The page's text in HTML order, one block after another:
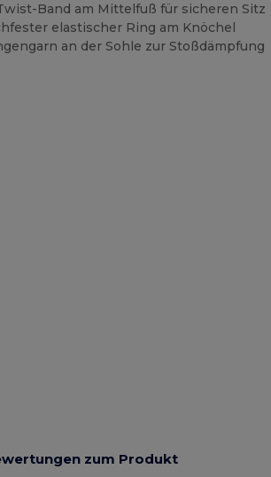
Band am Mittelfuß für sicheren Sitz
elastischer Ring am Knöchel
an der Sohle zur Stoßdämpfung
zum Produkt